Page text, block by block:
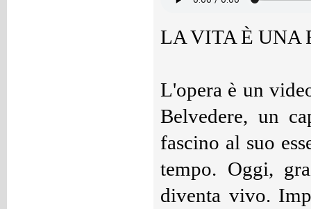
LA VITA È UNA
L'opera è un
Belvedere, un
fascino al suo
tempo. Oggi,
diventa vivo.